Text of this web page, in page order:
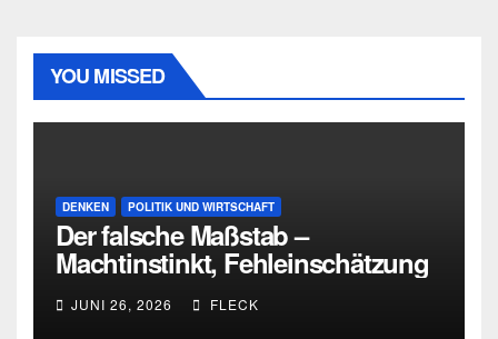
YOU MISSED
DENKEN POLITIK UND WIRTSCHAFT
Der falsche Maßstab –
Machtinstinkt, Fehleinschätzung
und die Grenzen intellektueller
Urteilskraft
JUNI 26, 2026 FLECK